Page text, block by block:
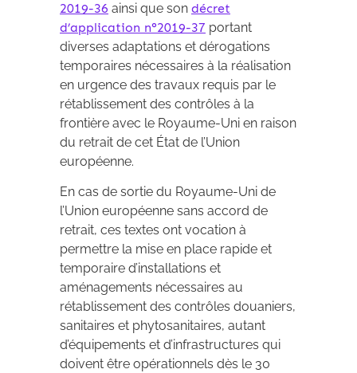
2019-36 ainsi que son décret
d’application n°2019-37 portant
diverses adaptations et dérogations
temporaires nécessaires à la réalisation
en urgence des travaux requis par le
rétablissement des contrôles à la
frontière avec le Royaume-Uni en raison
du retrait de cet État de l’Union
européenne.
En cas de sortie du Royaume-Uni de
l’Union européenne sans accord de
retrait, ces textes ont vocation à
permettre la mise en place rapide et
temporaire d’installations et
aménagements nécessaires au
rétablissement des contrôles douaniers,
sanitaires et phytosanitaires, autant
d’équipements et d’infrastructures qui
doivent être opérationnels dès le 30